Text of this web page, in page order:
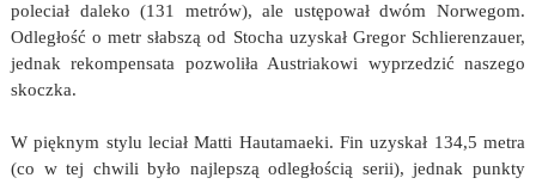
poleciał daleko (131 metrów), ale ustępował dwóm Norwegom.
Odległość o metr słabszą od Stocha uzyskał Gregor Schlierenzauer,
jednak rekompensata pozwoliła Austriakowi wyprzedzić naszego
skoczka.
W pięknym stylu leciał Matti Hautamaeki. Fin uzyskał 134,5 metra
(co w tej chwili było najlepszą odległością serii), jednak punkty